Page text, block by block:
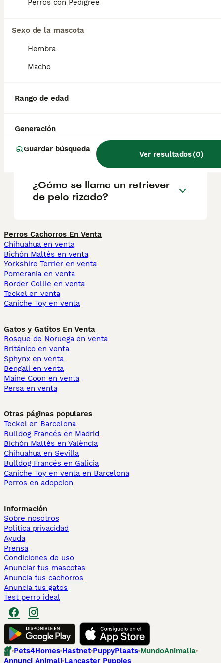
Perros con Pedigree
Sexo de la mascota
Hembra
Macho
Rango de edad
Generación
Guardar búsqueda
Ver resultados(0)
Informarse bien y comparar opciones antes
decisión.
golden retriever?
¿Son raros los retrievers de
pelo rizado?
¿Cómo se llama un retriever
de pelo rizado?
Perros Cachorros En Venta
Chihuahua en venta
Bichón Maltés en venta
Yorkshire Terrier en venta
Pomerania en venta
Border Collie en venta
Teckel en venta
Caniche Toy en venta
Gatos y Gatitos En Venta
Bosque de Noruega en venta
Británico en venta
Sphynx en venta
Bengalí en venta
Maine Coon en venta
Persa en venta
Otras páginas populares
Teckel en Barcelona
Bulldog Francés en Madrid
Bichón Maltés en València
Chihuahua en Sevilla
Bulldog Francés en Galicia
Caniche Toy en venta en Barcelona
Perros en adopcion
Información
Sobre nosotros
Politica privacidad
Ayuda
Prensa
Condiciones de uso
Anunciar tus mascotas
Anuncia tus cachorros
Anuncia tus gatos
Test perro ideal
Pets4Homes Hastnet PuppyPlaats MundoAnimalia
Annunci Animali Lancaster Puppies